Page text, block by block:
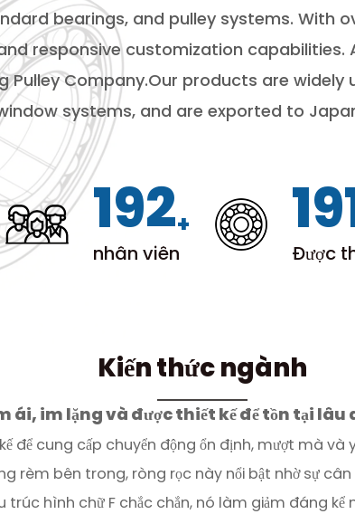
200
nhân viên Được
bearings, and pulley systems. With
responsive customization capabilities.
Pulley Company.Our products are widely
systems, and are exported to
Kiến thức ngành
ái, im lặng và được thiết kế để tồn tại
để cung cấp chuyển động ổn định, mượt mà
rèm bên trong, ròng rọc này nổi bật nhờ sự cân
trúc hình chữ F chắc chắn, nó làm giảm đáng